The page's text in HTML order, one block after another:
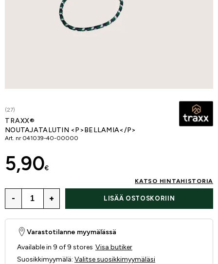
(27)
TRAXX®
NOUTAJATALUTIN <P>BELLAMIA</P>
Art. nr 041039-40-00000
5,90€
KATSO HINTAHISTORIA
- + LISÄÄ OSTOSKORIIN
Varastotilanne myymälässä
Available in 9 of 9 stores Visa butiker
Suosikkimyymälä: Valitse suosikkimyymäläsi